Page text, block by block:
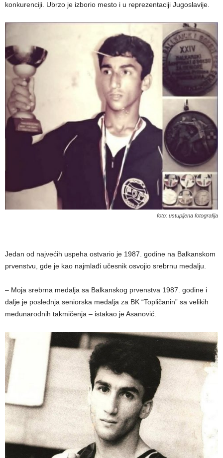
konkurenciji. Ubrzo je izborio mesto i u reprezentaciji Jugoslavije.
foto: ustupljena fotografija
Jedan od najvećih uspeha ostvario je 1987. godine na Balkanskom
prvenstvu, gde je kao najmlađi učesnik osvojio srebrnu medalju.
– Moja srebrna medalja sa Balkanskog prvenstva 1987. godine i
dalje je poslednja seniorska medalja za BK “Topličanin” sa velikih
međunarodnih takmičenja – istakao je Asanović.